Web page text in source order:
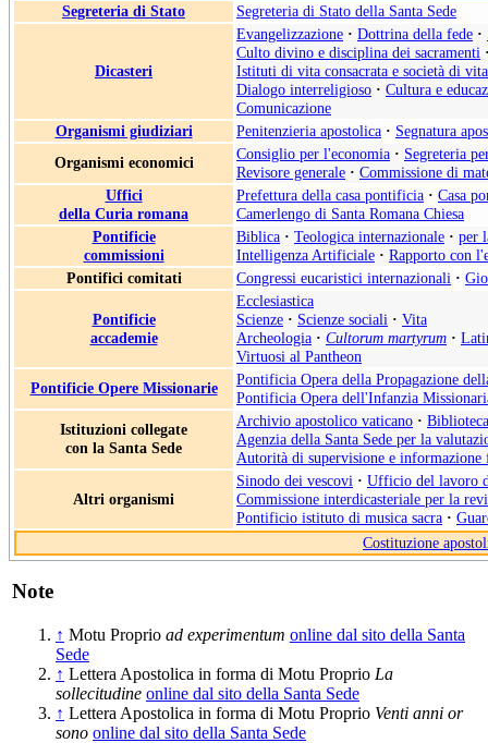
Segreteria di Stato Segreteria di Stato della Santa Sede
Dicasteri
Evangelizzazione · Dottrina della fede ·
Culto divino e disciplina dei sacramenti
Istituti di vita consacrata e società di
Dialogo interreligioso · Cultura e
Comunicazione
Organismi giudiziari
Penitenzieria apostolica · Segnatura
Organismi economici
Consiglio per l'economia · Segreteria
Revisore generale · Commissione di
Uffici
della Curia romana
Prefettura della casa pontificia · Casa
Camerlengo di Santa Romana Chiesa
Pontificie
commissioni
Biblica · Teologica internazionale · per
Intelligenza Artificiale · Rapporto con
Pontifici comitati
Congressi eucaristici internazionali ·
Pontificie
accademie
Ecclesiastica
Scienze · Scienze sociali · Vita
Archeologia · Cultorum martyrum ·
Virtuosi al Pantheon
Pontificie Opere Missionarie
Pontificia Opera della Propagazione
Pontificia Opera dell'Infanzia
Istituzioni collegate
con la Santa Sede
Archivio apostolico vaticano ·
Agenzia della Santa Sede per la
Autorità di supervisione e informazione
Altri organismi
Sinodo dei vescovi · Ufficio del lavoro
Commissione interdicasteriale per la
Pontificio istituto di musica sacra ·
Costituzione
Note
↑ Motu Proprio ad experimentum online dal sito della Santa
Sede
↑ Lettera Apostolica in forma di Motu Proprio La
sollecitudine online dal sito della Santa Sede
↑ Lettera Apostolica in forma di Motu Proprio Venti anni or
sono online dal sito della Santa Sede